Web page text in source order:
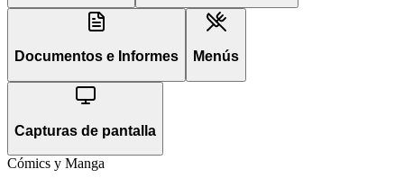
Documentos e Informes Menús
Capturas de pantalla
Cómics y Manga